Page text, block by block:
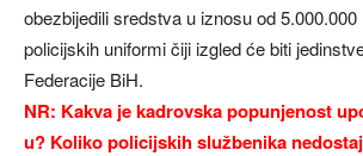
obezbijedili sredstva u iznosu od
policijskih uniformi čiji izgled će biti
Federacije BiH.
NR: Kakva je kadrovska popunjenost
u? Koliko policijskih službenika